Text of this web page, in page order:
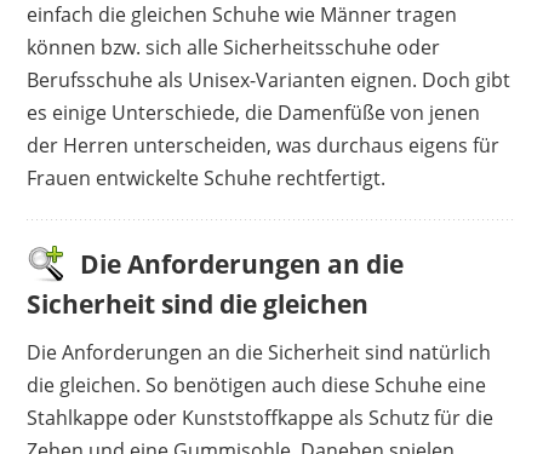
Vorteile
schönes Design
einfach die gleichen Schuhe wie Männer tragen
können bzw. sich alle Sicherheitsschuhe oder
Berufsschuhe als Unisex-Varianten eignen. Doch gibt
es einige Unterschiede, die Damenfüße von jenen
der Herren unterscheiden, was durchaus eigens für
Frauen entwickelte Schuhe rechtfertigt.
Die Anforderungen an die
Sicherheit sind die gleichen
Die Anforderungen an die Sicherheit sind natürlich
die gleichen. So benötigen auch diese Schuhe eine
Stahlkappe oder Kunststoffkappe als Schutz für die